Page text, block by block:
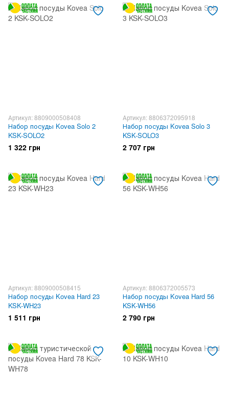
Артикул: 8809000508408
Набор посуды Kovea Solo 2
KSK-SOLO2
1 322 грн
Артикул: 8806372095918
Набор посуды Kovea Solo 3
KSK-SOLO3
2 707 грн
Артикул: 8809000508415
Набор посуды Kovea Hard 23
KSK-WH23
1 511 грн
Артикул: 8806372005573
Набор посуды Kovea Hard 56
KSK-WH56
2 790 грн